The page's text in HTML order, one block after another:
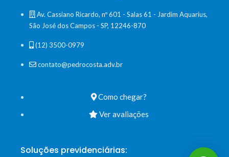
Av. Cassiano Ricardo, nº 601 - Salas 61 - Jardim Aquarius,
São José dos Campos - SP, 12246-870
(12) 3500-0979
contato@pedrocosta.adv.br
Como chegar?
Ver avaliações
Soluções previdenciárias: